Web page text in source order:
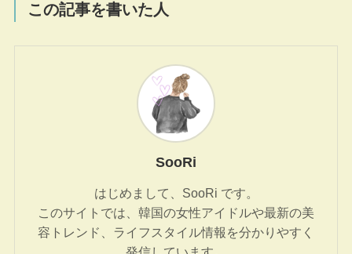
この記事を書いた人
SooRi
はじめまして、SooRi です。
このサイトでは、韓国の女性アイドルや最新の美
容トレンド、ライフスタイル情報を分かりやすく